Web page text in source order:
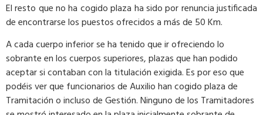
El resto que no ha cogido plaza ha sido por renuncia justificada
de encontrarse los puestos ofrecidos a más de 50 Km.
A cada cuerpo inferior se ha tenido que ir ofreciendo lo
sobrante en los cuerpos superiores, plazas que han podido
aceptar si contaban con la titulación exigida. Es por eso que
podéis ver que funcionarios de Auxilio han cogido plaza de
Tramitación o incluso de Gestión. Ninguno de los Tramitadores